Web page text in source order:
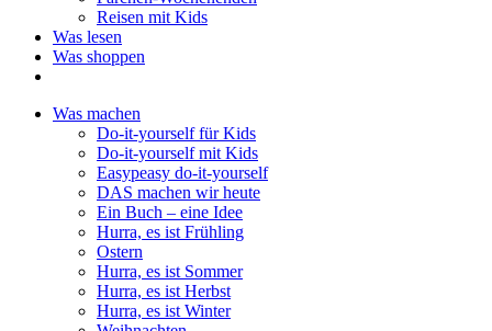
Reisen mit Kids
Was lesen
Was shoppen
Was machen
Do-it-yourself für Kids
Do-it-yourself mit Kids
Easypeasy do-it-yourself
DAS machen wir heute
Ein Buch – eine Idee
Hurra, es ist Frühling
Ostern
Hurra, es ist Sommer
Hurra, es ist Herbst
Hurra, es ist Winter